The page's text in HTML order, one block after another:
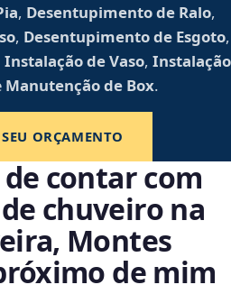
, Desentupimento de Ralo,
, Desentupimento de Esgoto,
Instalação de Vaso, Instalação
Manutenção de Box.
ORÇAMENTO
contar com
chuveiro na
Montes
de mim